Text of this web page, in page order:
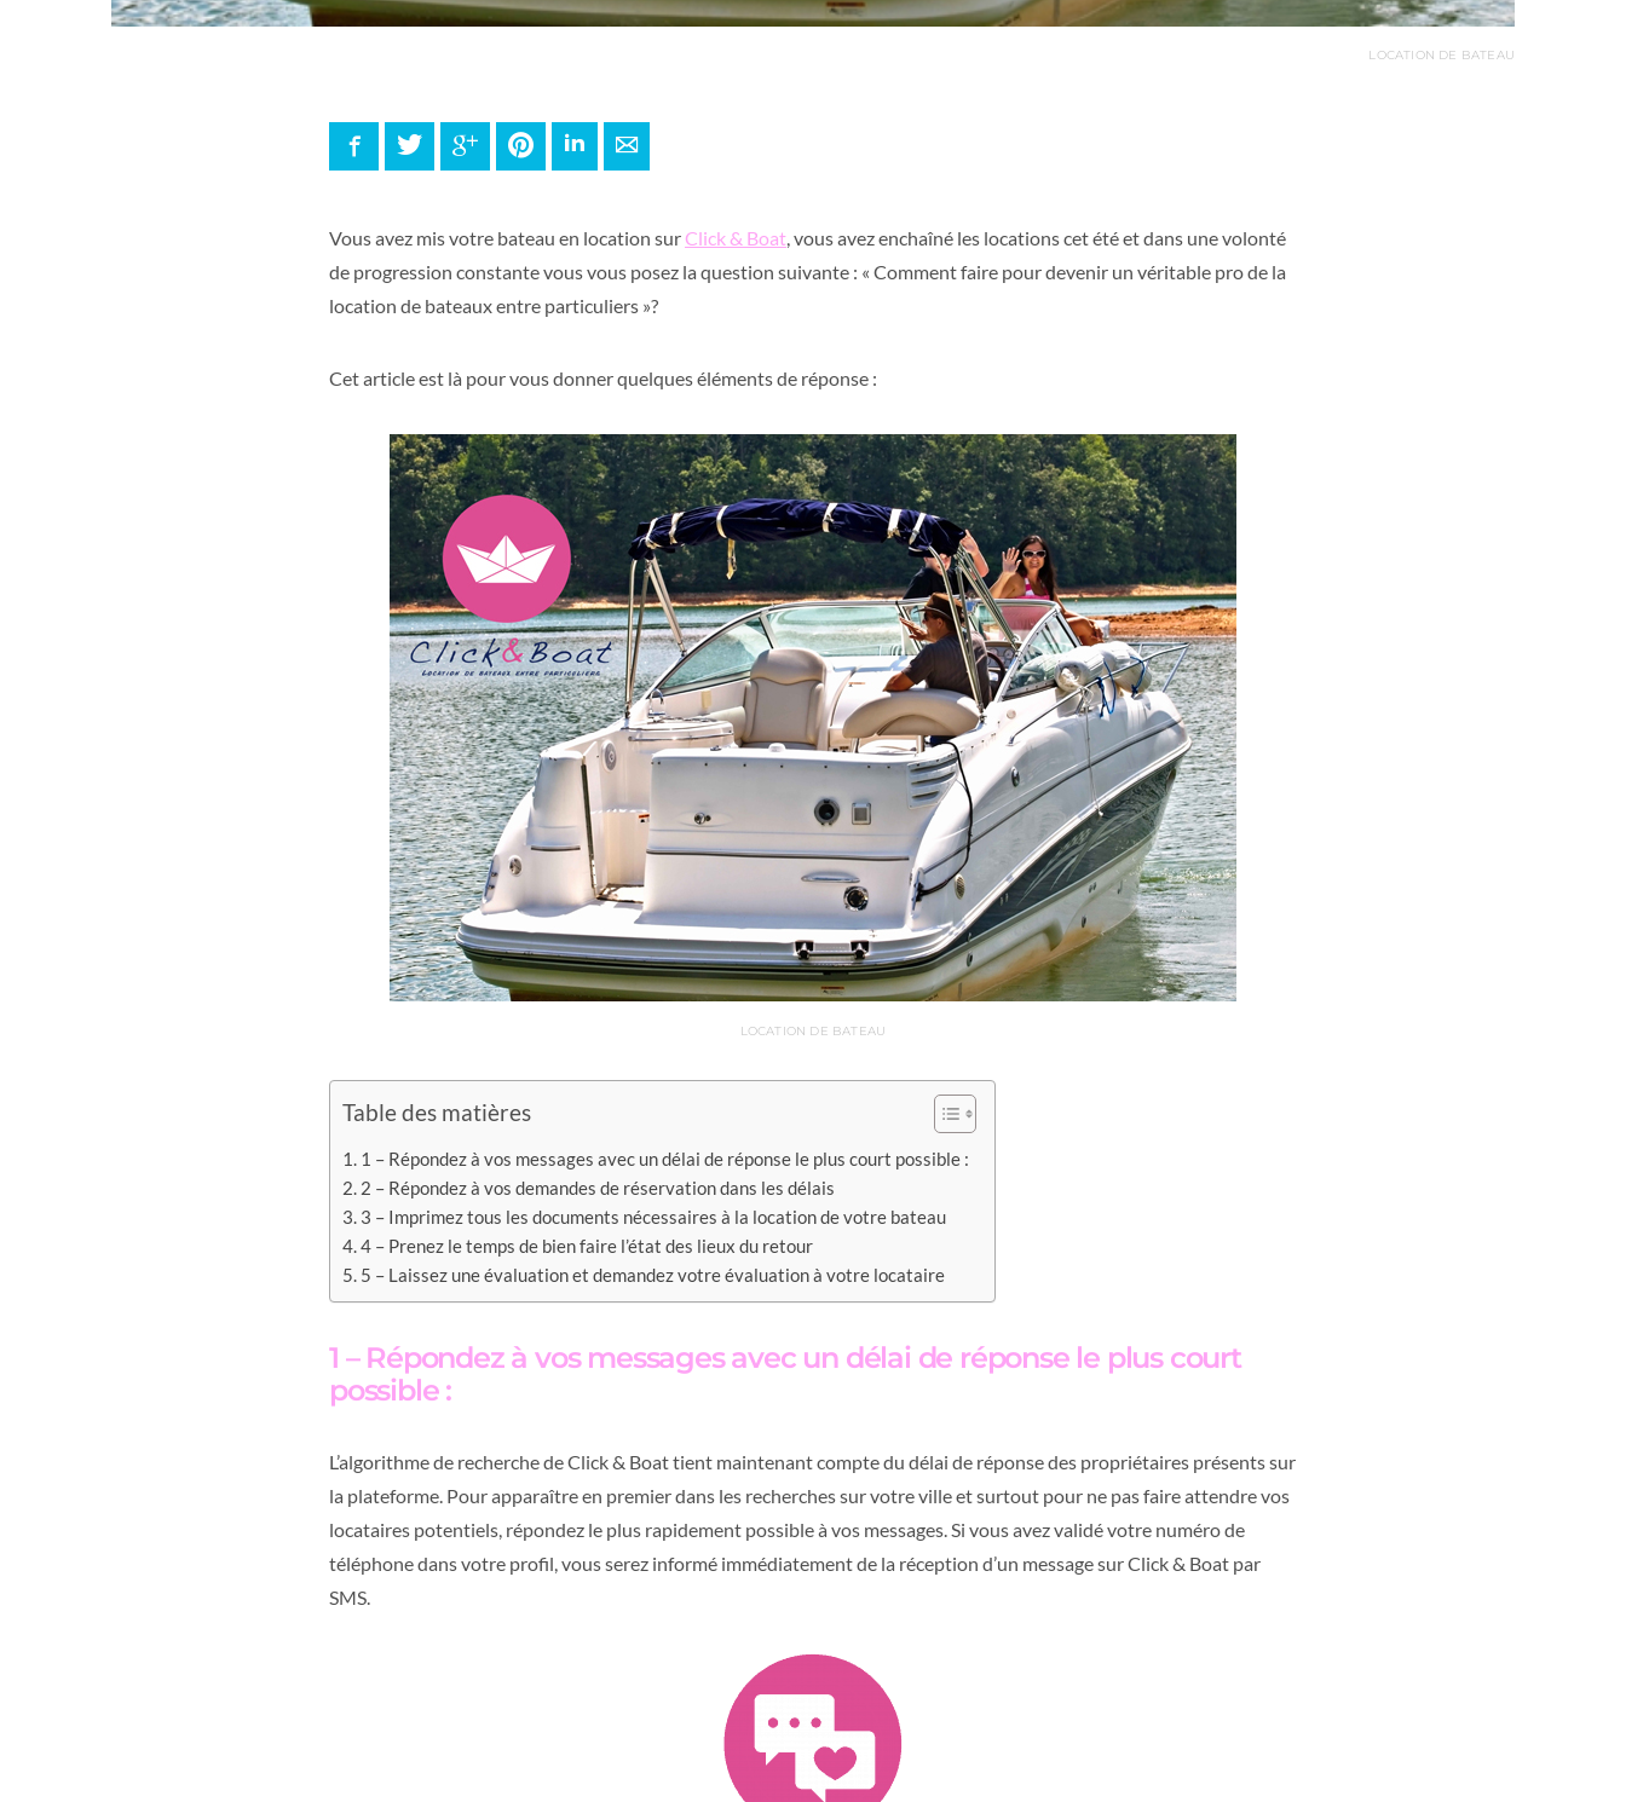
LOCATION DE BATEAU
FacebookTwitter Google+ PinterestLinkedInE-mail
Vous avez mis votre bateau en location surClick & Boat, vous avez enchaîné les locations cet été et dans une volonté
de progression constante vous vous posez la question suivante : « Comment faire pour devenir un véritable pro de la
location de bateaux entre particuliers »?
Cet article est là pour vous donner quelques éléments de réponse :
LOCATION DE BATEAU
Table des matières
1 – Répondez à vos messages avec un délai de réponse le plus court possible :
2 – Répondez à vos demandes de réservation dans les délais
3 – Imprimez tous les documents nécessaires à la location de votre bateau
4 – Prenez le temps de bien faire l’état des lieux du retour
5 – Laissez une évaluation et demandez votre évaluation à votre locataire
1 – Répondez à vos messages avec un délai de réponse le plus court
possible :
L’algorithme de recherche de Click & Boat tient maintenant compte du délai de réponse des propriétaires présents sur
la plateforme. Pour apparaître en premier dans les recherches sur votre ville et surtout pour ne pas faire attendre vos
locataires potentiels, répondez le plus rapidement possible à vos messages. Si vous avez validé votre numéro de
téléphone dans votre profil, vous serez informé immédiatement de la réception d’un message sur Click & Boat par
SMS.